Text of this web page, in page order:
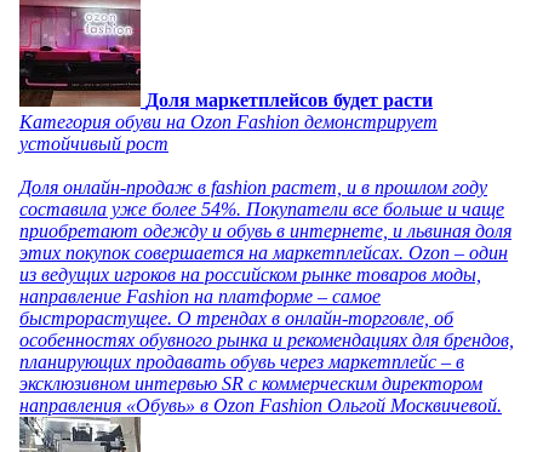
Доля маркетплейсов будет расти
Категория обуви на Ozon Fashion демонстрирует
устойчивый рост
Доля онлайн-продаж в fashion растет, и в прошлом году
составила уже более 54%. Покупатели все больше и чаще
приобретают одежду и обувь в интернете, и львиная доля
этих покупок совершается на маркетплейсах. Ozon – один
из ведущих игроков на российском рынке товаров моды,
направление Fashion на платформе – самое
быстрорастущее. О трендах в онлайн-торговле, об
особенностях обувного рынка и рекомендациях для брендов,
планирующих продавать обувь через маркетплейс – в
эксклюзивном интервью SR с коммерческим директором
направления «Обувь» в Ozon Fashion Ольгой Москвичевой.